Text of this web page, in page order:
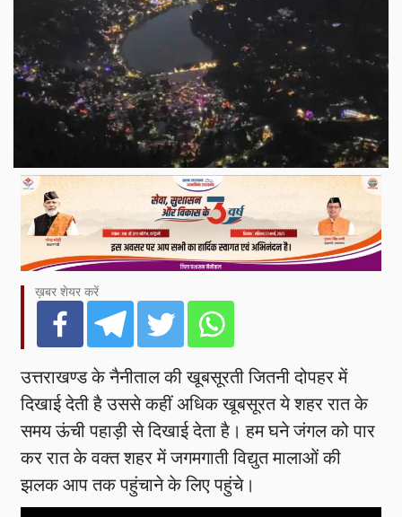
ख़बर शेयर करें
उत्तराखण्ड के नैनीताल की खूबसूरती जितनी दोपहर में
दिखाई देती है उससे कहीं अधिक खूबसूरत ये शहर रात के
समय ऊंची पहाड़ी से दिखाई देता है। हम घने जंगल को पार
कर रात के वक्त शहर में जगमगाती विद्युत मालाओं की
झलक आप तक पहुंचाने के लिए पहुंचे।